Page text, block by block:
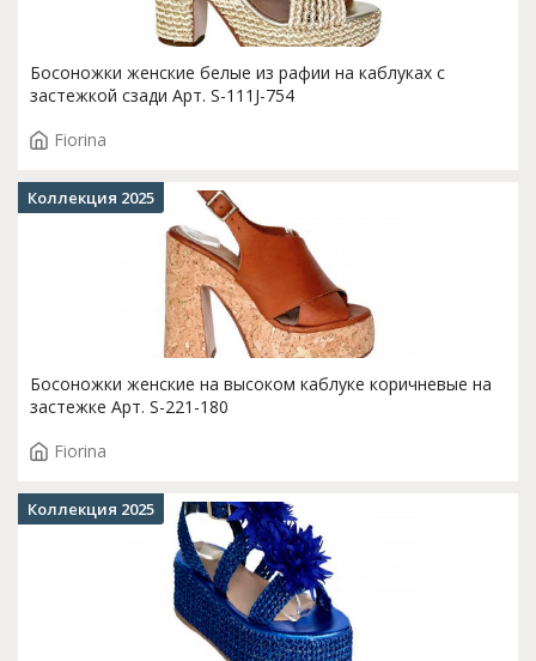
Босоножки женские белые из рафии на каблуках с
застежкой сзади Арт. S-111J-754
Fiorina
Босоножки женские на высоком каблуке коричневые на
застежке Арт. S-221-180
Fiorina
Коллекция 2025
Коллекция 2025